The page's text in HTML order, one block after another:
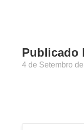
Publicado
4 de Setembro